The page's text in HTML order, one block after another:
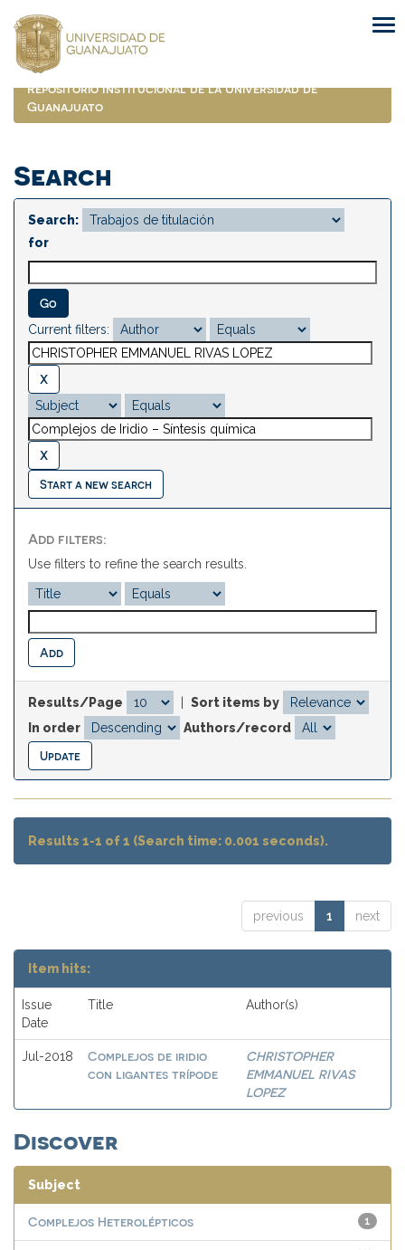
navigation
Repositorio Institucional de la Universidad de
Guanajuato
Search
Search:
for
Current filters:
Start a new search
Add filters:
Use filters to refine the search results.
Results/Page
Sort items by
In order
Authors/record
Results 1-1 of 1 (Search time: 0.001 seconds).
previous 1 next
Item hits:
Issue
Date
Title Author(s)
Jul-2018
Complejos de iridio
con ligantes trípode
CHRISTOPHER
EMMANUEL RIVAS
LOPEZ
Discover
Subject
1
Complejos Heterolépticos